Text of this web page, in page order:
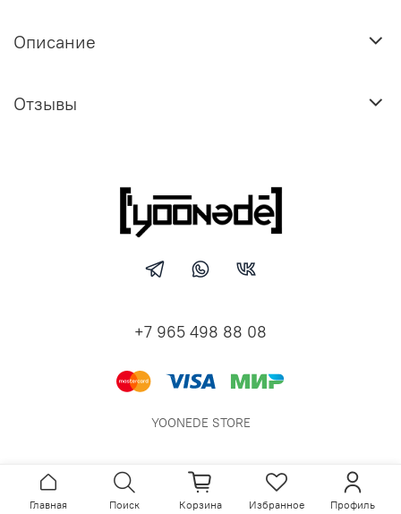
Описание
Отзывы
+7 965 498 88 08
YOONEDE STORE
Главная Поиск Корзина Избранное Профиль